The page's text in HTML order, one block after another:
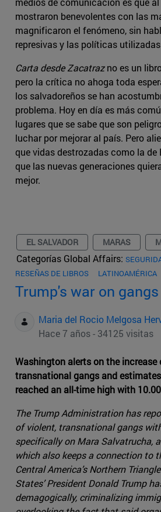
mostraron benevolentes con las
magnificaron el fenómeno, sin
represivas y las políticas
Carta desde Zacatrazno es un
pero la crítica no ahoga toda
los salvadoreños se han
problema. Hoy en día es más
lugares que se sabe que son
luchar por mejorar al país. Pero
que vidas destrozadas como la de
que las nuevas generaciones
mejor.
EL SALVADOR MARAS
Categorías Global Affairs:
RESEÑAS DE LIBROS
LATINOAMÉRICA
Trump's war on gangs
Maria del Rocio Melgosa
Hace 7 años - 34125 visitas
Washington alerts on the increase
transnational gangs and
reached an all-time high with
The Trump Administration has
of violent, transnational gangs
specifically on Mara Salvatrucha,
which also keeps a connection to
Central America’s Northern
States’ President Donald Trump
demagogically, criminalizing